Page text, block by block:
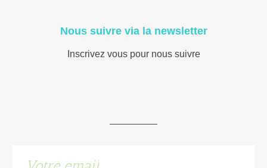
Nous suivre via la newsletter
Inscrivez vous pour nous suivre